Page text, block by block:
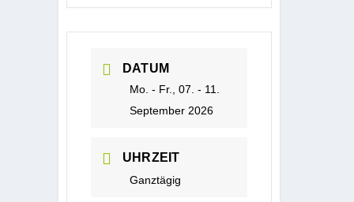
DATUM
Mo. - Fr., 07. - 11.
September 2026
UHRZEIT
Ganztägig